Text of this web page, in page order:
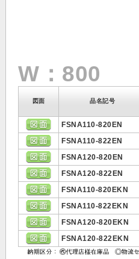
W：800
図面 品名記号
FSNA110-820EN
FSNA110-822EN
FSNA120-820EN
FSNA120-822EN
FSNA110-820EKN
FSNA110-822EKN
FSNA120-820EKN
FSNA120-822EKN